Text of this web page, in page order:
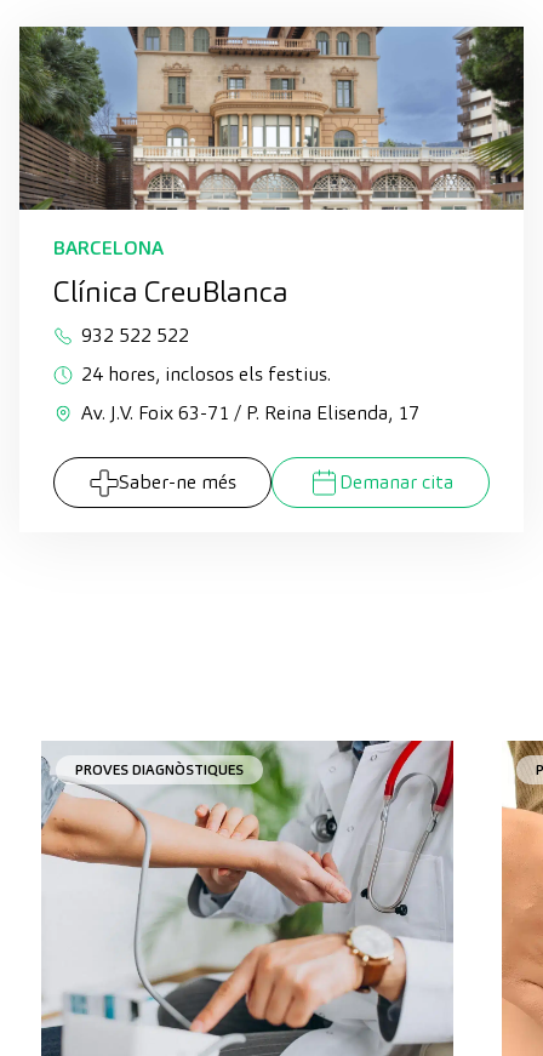
BARCELONA
Clínica CreuBlanca
932 522 522
24 hores, inclosos els festius.
Av. J.V. Foix 63-71 / P. Reina Elisenda, 17
Saber-ne més Demanar cita
PROVES DIAGNÒSTIQUES